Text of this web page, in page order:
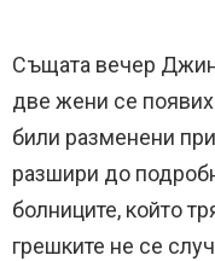
Същата вечер
две жени се
били разменени
разшири до
болниците, който
грешките не се